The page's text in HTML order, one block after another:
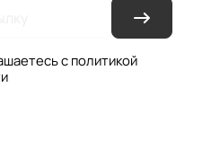
с политикой